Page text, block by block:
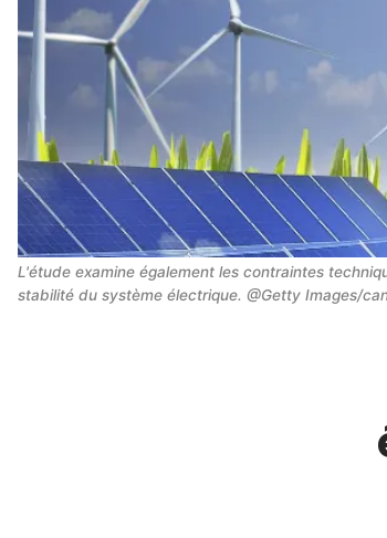
L'étude examine également les contraintes
stabilité du système électrique. @Getty Images/